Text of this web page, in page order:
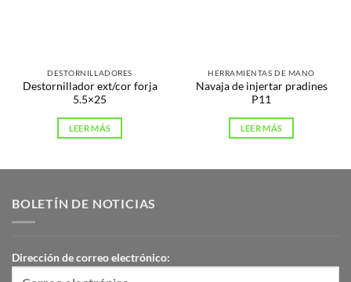
DESTORNILLADORES
Destornillador ext/cor forja
5.5×25
LEER MÁS
HERRAMIENTAS DE MANO
Navaja de injertar pradines
P11
LEER MÁS
BOLETÍN DE NOTICIAS
Dirección de correo electrónico: